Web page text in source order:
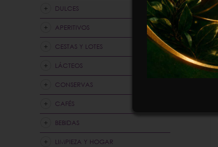
DULCES
APERITIVOS
CESTAS Y LOTES
LÁCTEOS
CONSERVAS
CAFÉS
BEBIDAS
LIMPIEZA Y HOGAR